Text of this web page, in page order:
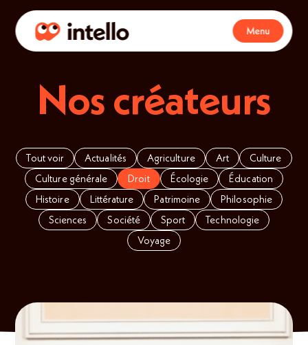
Menu
Nos créateurs
Tout voir Actualités Agriculture Art
Culture
Culture générale
Droit Écologie
Éducation
Histoire
Littérature Patrimoine
Philosophie
Sciences
Société Sport
Technologie
Voyage